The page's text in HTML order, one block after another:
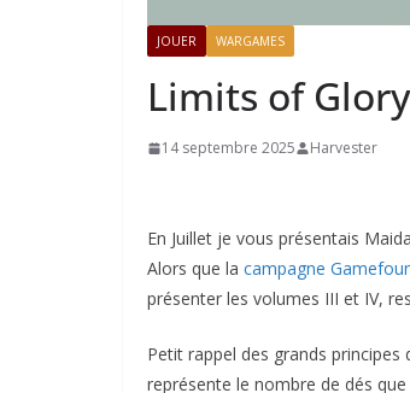
JOUER WARGAMES
Limits of
14 septembre 2025 Harvester
En Juillet je vous présentais
Alors que la campagne
présenter les volumes III et IV,
Petit rappel des grands
représente le nombre de dés